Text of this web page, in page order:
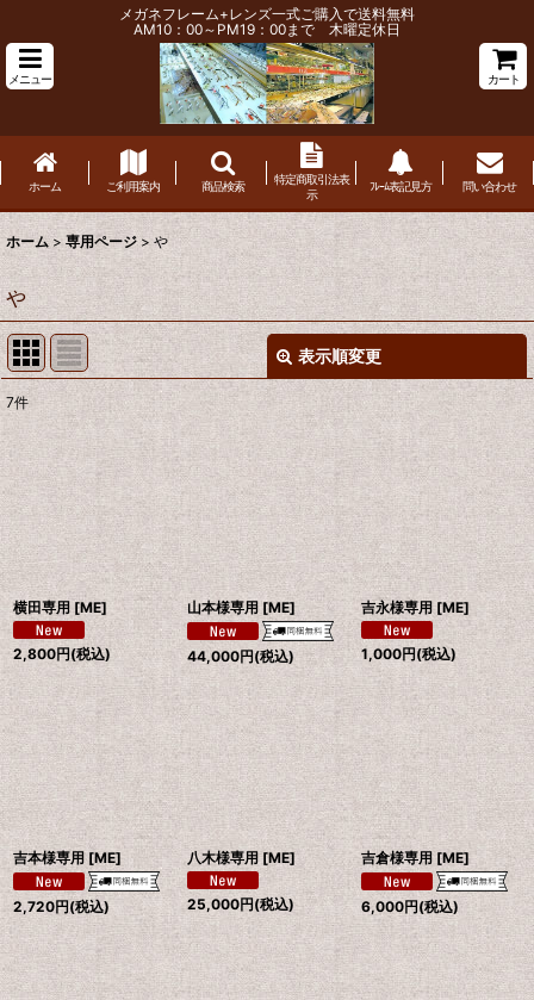
メガネフレーム+レンズ一式ご購入で送料無料
AM10：00～PM19：00まで 木曜定休日
メニュー カート
ホーム ご利用案内 商品検索
特定商取引法表
示
ﾌﾚｰﾑ表記見方 問い合わせ
ホーム > 専用ページ > や
や
表示順変更
表示数:
並び順
絞り込む
7件
横田専用 [ME]
2,800円(税込)
山本様専用 [ME]
44,000円(税込)
吉永様専用 [ME]
1,000円(税込)
吉本様専用 [ME]
2,720円(税込)
八木様専用 [ME]
25,000円(税込)
吉倉様専用 [ME]
6,000円(税込)